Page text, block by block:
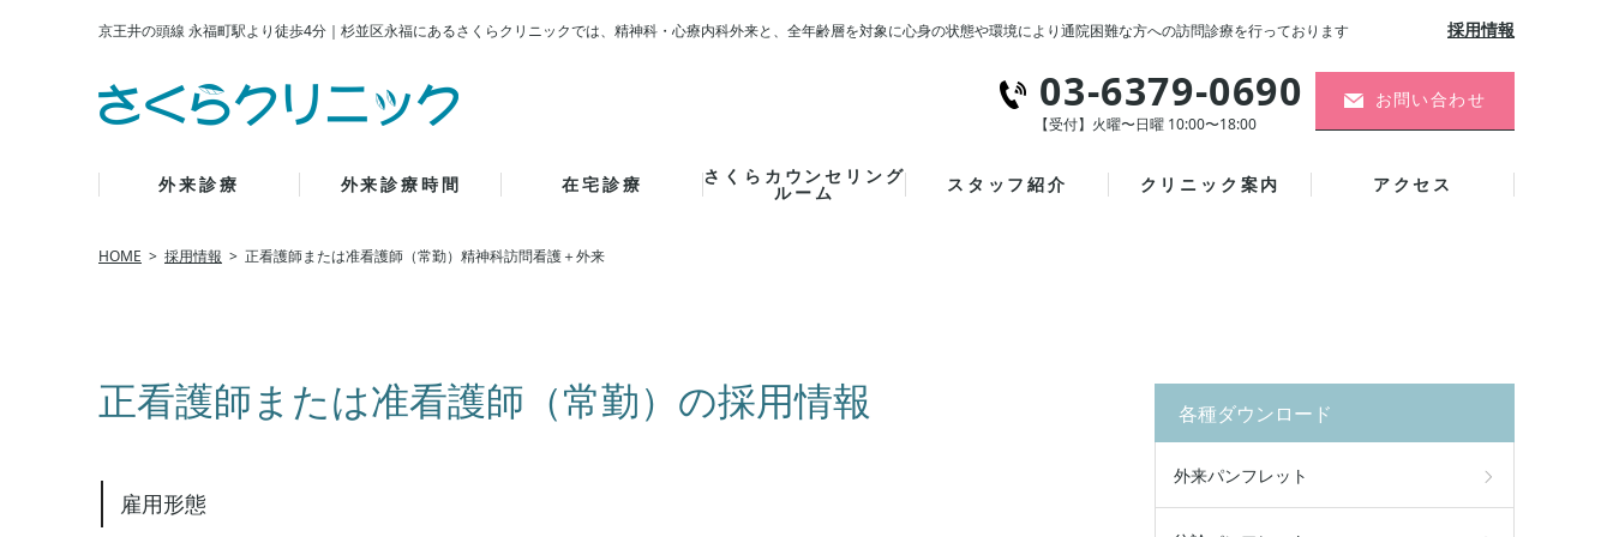
京王井の頭線 永福町駅より徒歩4分 ｜ 杉並区永福にあるさくらクリニックでは、精神科・心療内科外来と、全年齢層を対象に心身の状態や環境により通院困難な方への訪問診療を行っております
03-6379-0690
【受付】火曜〜日曜 10:00〜18:00
お問い合わせ
採用情報
外来診療 外来診療時間 在宅診療 さくらカウンセリング
ルーム スタッフ紹介 クリニック案内 アクセス
HOME 採用情報 正看護師または准看護師（常勤）精神科訪問看護＋外来
正看護師または准看護師（常勤）の採用情報
雇用形態
各種ダウンロード
外来パンフレット